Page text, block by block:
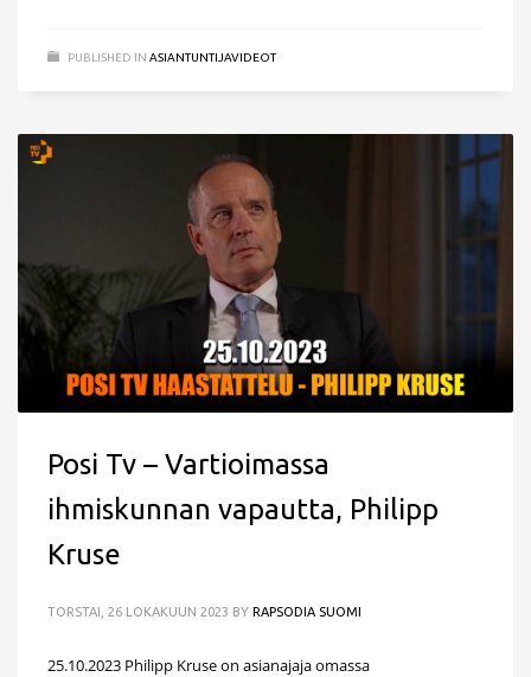
PUBLISHED IN ASIANTUNTIJAVIDEOT
Posi Tv – Vartioimassa
ihmiskunnan vapautta, Philipp
Kruse
TORSTAI, 26 LOKAKUUN 2023 BY RAPSODIA SUOMI
25.10.2023 Philipp Kruse on asianajaja omassa